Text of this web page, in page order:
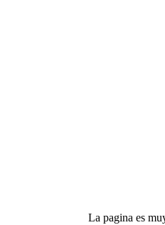
La pagina es